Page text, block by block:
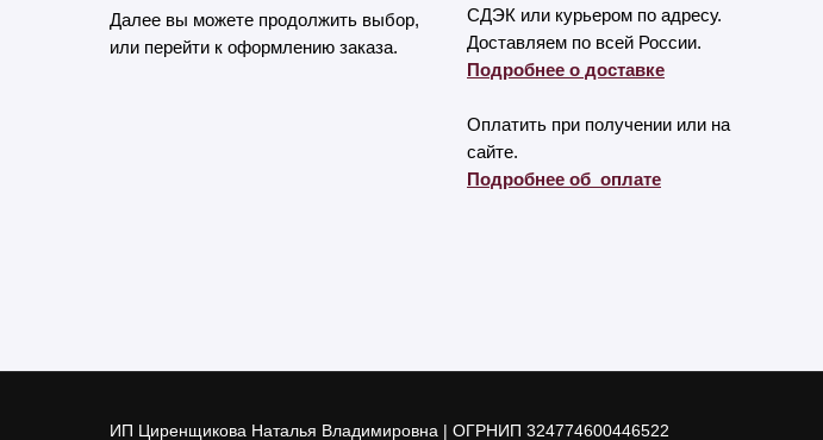
Далее вы можете продолжить выбор,
или перейти к оформлению заказа.
СДЭК или курьером по адресу.
Доставляем по всей России.
Подробнее о доставке
Оплатить при получении или на
сайте.
Подробнее об оплате
ИП Циренщикова Наталья Владимировна | ОГРНИП 324774600446522